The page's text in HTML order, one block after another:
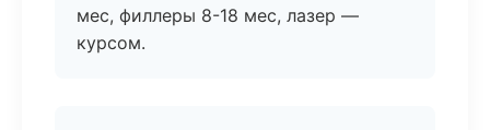
мес, филлеры 8-18 мес, лазер —
курсом.